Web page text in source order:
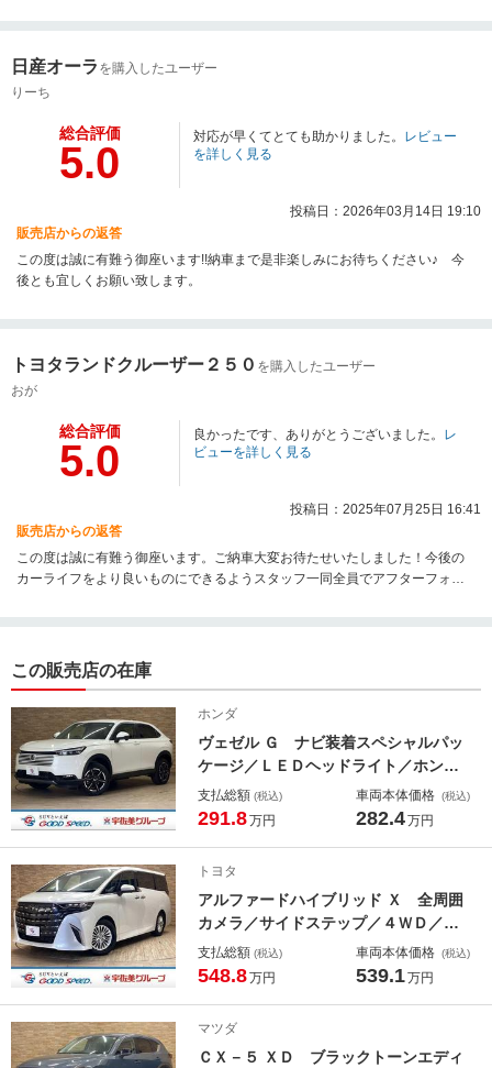
しく思っております。 天候に左右されず快適にご覧いただける点は、当店の
切」とのお言葉をいただき、誠にありがとうございます。 今後もお客様に安
心してお車選びをしていただけるよう、分かりやすく丁寧なご案内を心掛け
ください。 今後とも末永いお付き合いのほど、よろしくお願い申し上げま
日産オーラ を購入したユーザー
りーち
総合評価
5.0
対応が早くてとても助かりました。 レビュー
を詳しく見る
投稿日：2026年03月14日 19:10
販売店からの返答
この度は誠に有難う御座います!!納車まで是非楽しみにお待ちください♪ 今
後とも宜しくお願い致します。
トヨタランドクルーザー２５０ を購入したユーザー
おが
総合評価
5.0
良かったです、ありがとうございました。 レ
ビューを詳しく見る
投稿日：2025年07月25日 16:41
販売店からの返答
この度は誠に有難う御座います。ご納車大変お待たせいたしました！今後の
カーライフをより良いものにできるようスタッフ一同全員でアフターフォロ
この販売店の在庫
ホンダ
ヴェゼル Ｇ ナビ装着スペシャルパッ
ケージ／ＬＥＤヘッドライト／ホンダ
センシング／純正１６インチアルミ／
レーダークルーズ／クリアランスソナ
グライト
支払総額 (税込)
291.8万円
車両本体価格 (税込)
282.4万円
トヨタ
アルファードハイブリッド Ｘ 全周囲
カメラ／サイドステップ／４ＷＤ／デ
ジタルインナーミラー／ブラインドス
ポットモニター／クリアランスソナー
ング／衝突軽減／ＥＴＣ
支払総額 (税込)
548.8万円
車両本体価格 (税込)
539.1万円
マツダ
ＣＸ－５ ＸＤ ブラックトーンエディ